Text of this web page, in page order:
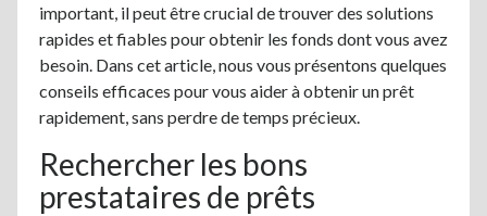
important, il peut être crucial de trouver des solutions
rapides et fiables pour obtenir les fonds dont vous avez
besoin. Dans cet article, nous vous présentons quelques
conseils efficaces pour vous aider à obtenir un prêt
rapidement, sans perdre de temps précieux.
Rechercher les bons
prestataires de prêts